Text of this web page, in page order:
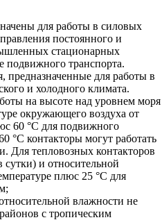
для работы в силовых
постоянного и
стационарных
подвижного транспорта.
для работы в
и холодного климата.
на высоте над уровнем моря
окружающего воздуха от
60 °С для подвижного
°С контакторы могут работать
Для тепловозных контакторов
сутки) и относительной
плюс 25 °С для
влажности не
с тропическим